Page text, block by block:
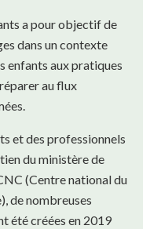
a pour objectif de
dans un contexte
enfants aux pratiques
au flux
et des professionnels
du ministère de
(Centre national du
de nombreuses
été créées en 2019